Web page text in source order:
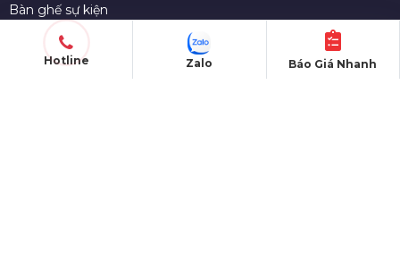
Bàn ghế sự kiện
Sân khấu di dộng
Gian hàng triển lãm
Hotline Báo Giá Nhanh
Zalo